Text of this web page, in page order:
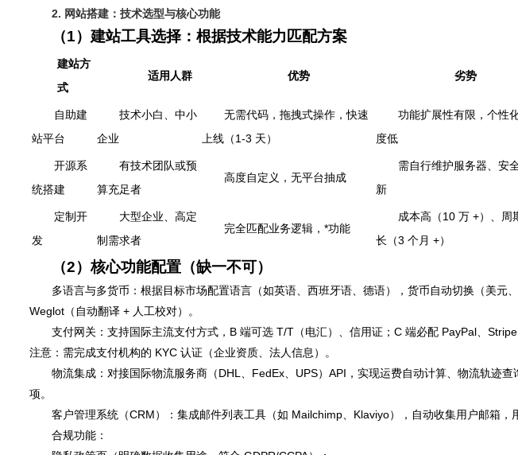
2. 网站搭建：技术选型与核心功能
（1）建站工具选择：根据技术能力匹配方案
建站方
式
适用人群 优势 劣势
自助建
站平台
技术小白、中小
企业
无需代码，拖拽式操作，快速
上线（1-3 天）
功能扩展性有限，个性
度低
开源系
统搭建
有技术团队或预
算充足者
高度自定义，无平台抽成
需自行维护服务器、安
新
定制开
发
大型企业、高定
制需求者
完全匹配业务逻辑，*功能
成本高（10 万 +）、周
长（3 个月 +）
（2）核心功能配置（缺一不可）
多语言与多货币：根据目标市场配置语言（如英语、西班牙语、德语），货币自动切换（美元
Weglot（自动翻译 + 人工校对）。
支付网关：支持国际主流支付方式，B 端可选 T/T（电汇）、信用证；C 端必配 PayPal、
注意：需完成支付机构的 KYC 认证（企业资质、法人信息）。
物流集成：对接国际物流服务商（DHL、FedEx、UPS）API，实现运费自动计算、物流轨迹
项。
客户管理系统（CRM）：集成邮件列表工具（如 Mailchimp、Klaviyo），自动收集用户邮箱，
合规功能：